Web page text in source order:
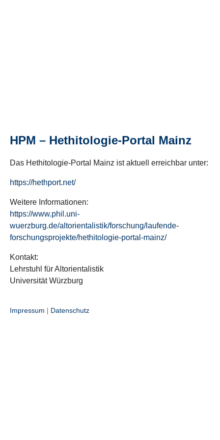
HPM – Hethitologie-Portal Mainz
Das Hethitologie-Portal Mainz ist aktuell erreichbar unter:
https://hethport.net/
Weitere Informationen:
https://www.phil.uni-
wuerzburg.de/altorientalistik/forschung/laufende-
forschungsprojekte/hethitologie-portal-mainz/
Kontakt:
Lehrstuhl für Altorientalistik
Universität Würzburg
Impressum | Datenschutz